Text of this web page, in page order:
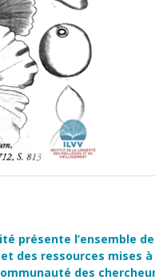
présente l’ensemble
des ressources mises à
des